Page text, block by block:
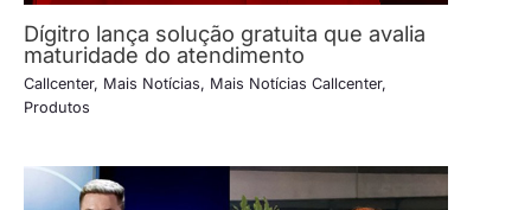
Dígitro lança solução gratuita que avalia
maturidade do atendimento
Callcenter, Mais Notícias, Mais Notícias Callcenter,
Produtos